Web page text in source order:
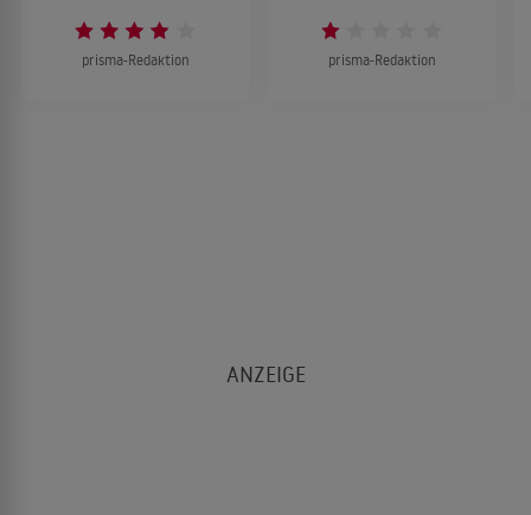
prisma-Redaktion prisma-Redaktion